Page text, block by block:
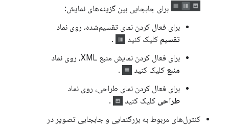
برای جابجایی بین گزینه‌های نمایش:
برای فعال کردن نمای تقسیم‌شده، روی نماد
تقسیم کلیک کنید
.
برای فعال کردن نمایش منبع XML، روی نماد
منبع کلیک کنید
.
برای فعال کردن نمای طراحی، روی نماد
طراحی کلیک کنید
.
کنترل‌های مربوط به بزرگنمایی و جابجایی تصویر در